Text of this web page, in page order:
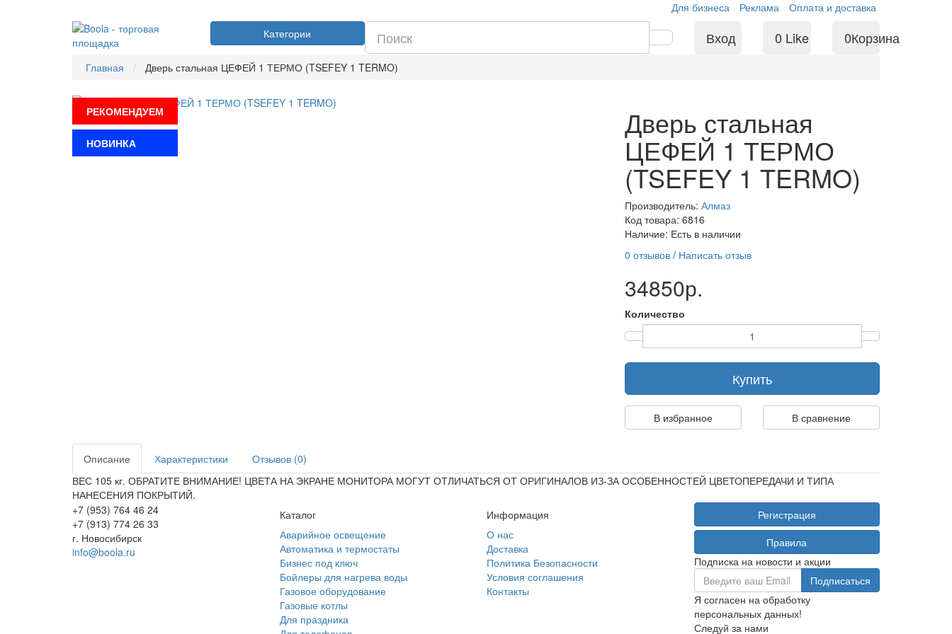
Для бизнеса Реклама
Оплата и доставка
Категории
Вход 0 Like 0Корзина
Главная Дверь стальная ЦЕФЕЙ 1 ТЕРМО (TSEFEY 1 TERMO)
РЕКОМЕНДУЕМ
НОВИНКА
Дверь стальная
ЦЕФЕЙ 1 ТЕРМО
(TSEFEY 1 TERMO)
Производитель: Алмаз
Код товара: 6816
Наличие: Есть в наличии
0 отзывов / Написать отзыв
34850р.
Количество
Купить
В избранное В сравнение
Описание Характеристики
Отзывов (0)
ВЕС 105 кг. ОБРАТИТЕ ВНИМАНИЕ! ЦВЕТА НА ЭКРАНЕ МОНИТОРА МОГУТ ОТЛИЧАТЬСЯ ОТ ОРИГИНАЛОВ ИЗ-ЗА ОСОБЕННОСТЕЙ ЦВЕТОПЕРЕДАЧИ И ТИПА
НАНЕСЕНИЯ ПОКРЫТИЙ.
+7 (953) 764 46 24
+7 (913) 774 26 33
г. Новосибирск
info@boola.ru
Каталог
Аварийное освещение
Автоматика и термостаты
Бизнес под ключ
Бойлеры для нагрева воды
Газовое оборудование
Газовые котлы
Для праздника
Информация
О нас
Доставка
Политика Безопасности
Условия соглашения
Контакты
Регистрация
Правила
Подписка на новости и акции
Я согласен на обработку
персональных данных!
Следуй за нами